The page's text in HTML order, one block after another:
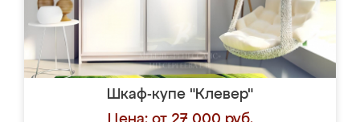
Шкаф-купе "Клевер"